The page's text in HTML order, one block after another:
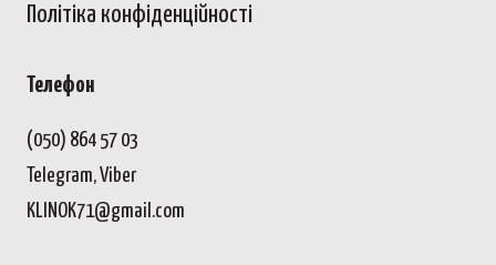
Політіка конфіденційності
Телефон
(050) 864 57 03
Telegram, Viber
KLINOK71@gmail.com